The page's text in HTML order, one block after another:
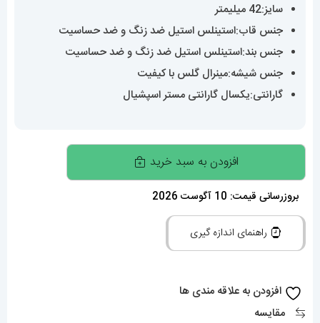
سایز:42 میلیمتر
جنس قاب:استینلس استیل ضد زنگ و ضد حساسیت
جنس بند:استینلس استیل ضد زنگ و ضد حساسیت
جنس شیشه:مینرال گلس با کیفیت
گارانتی:یکسال گارانتی مستر اسپشیال
ساعت
امگا
مردانه
مدل
کرنوگراف
مشکی
افزودن به سبد خرید
بروزرسانی قیمت: 10 آگوست 2026
راهنمای اندازه گیری
افزودن به علاقه مندی ها
مقایسه